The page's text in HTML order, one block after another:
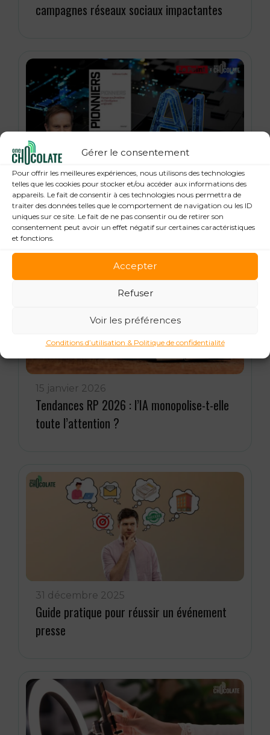
Gérer le consentement
Pour offrir les meilleures expériences, nous utilisons des technologies
telles que les cookies pour stocker et/ou accéder aux informations des
appareils. Le fait de consentir à ces technologies nous permettra de
traiter des données telles que le comportement de navigation ou les ID
uniques sur ce site. Le fait de ne pas consentir ou de retirer son
consentement peut avoir un effet négatif sur certaines caractéristiques
et fonctions.
Accepter
Refuser
Voir les préférences
Conditions d’utilisation & Politique de confidentialité
campagnes réseaux sociaux impactantes
21 janvier 2026
« Pionniers », anatomie des leaders de la
Tech : Guillaume Grallet, Le Point
15 janvier 2026
Tendances RP 2026 : l’IA monopolise-t-elle
toute l’attention ?
31 décembre 2025
Guide pratique pour réussir un événement
presse